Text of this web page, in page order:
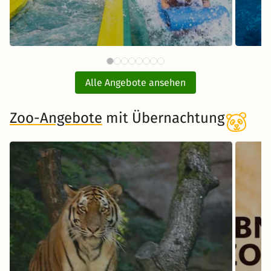
ab87 €
Therme Erding mit
Übernachtung
inkl. Übernachtung und Frühstück
Alle Angebote ansehen
Zoo-Angebote mit Übernachtung